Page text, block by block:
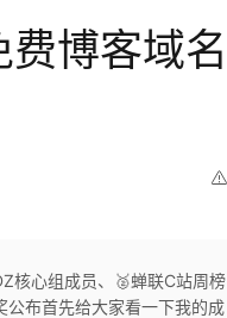
博客域名
核心组成员、🥈蝉联C站周榜
布首先给大家看一下我的成